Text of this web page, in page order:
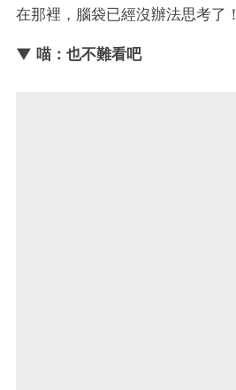
在那裡，腦袋已經沒辦法思考了！
▼ 喵：也不難看吧